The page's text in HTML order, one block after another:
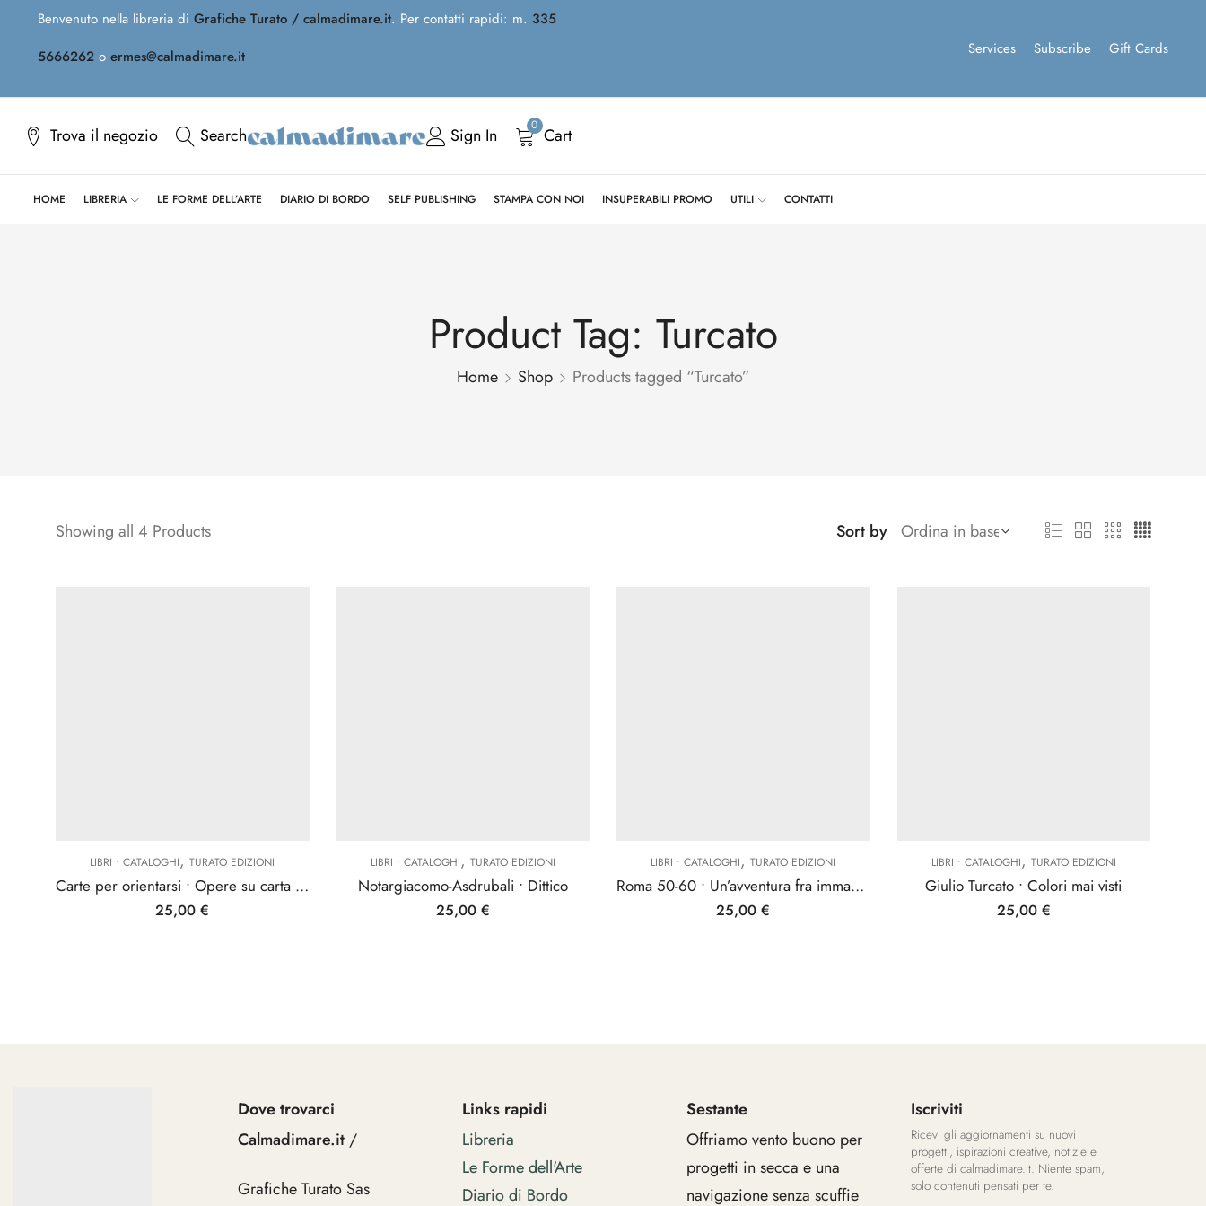
Benvenuto nella libreria di Grafiche Turato / calmadimare.it. Per contatti rapidi: m. 335
5666262o ermes@calmadimare.it Services Subscribe Gift Cards
Trova il negozio Search Sign In 0 Cart
HOME LIBRERIA LE FORME DELL’ARTE DIARIO DI BORDO SELF PUBLISHING STAMPA CON NOI INSUPERABILI PROMO UTILI CONTATTI
Product Tag: Turcato
Home Shop Products tagged “Turcato”
Showing all 4 Products Sort by
LIBRI • CATALOGHI,TURATO EDIZIONI
Carte per orientarsi • Opere su carta del Novecento italiano
25,00€
LIBRI • CATALOGHI, TURATO EDIZIONI
Notargiacomo-Asdrubali • Dittico
25,00 €
LIBRI • CATALOGHI,TURATO EDIZIONI
Roma 50-60 • Un’avventura fra immagine e materia
25,00€
LIBRI • CATALOGHI, TURATO EDIZIONI
Giulio Turcato • Colori mai visti
25,00 €
Dove trovarci
Calmadimare.it /
Grafiche Turato Sas
Links rapidi
Libreria
Le Forme dell'Arte
Diario di Bordo
Sestante
Offriamo vento buono per
progetti in secca e una
navigazione senza scuffie
Iscriviti
Ricevi gli aggiornamenti su nuovi
progetti, ispirazioni creative, notizie e
offerte di calmadimare.it. Niente spam,
solo contenuti pensati per te.